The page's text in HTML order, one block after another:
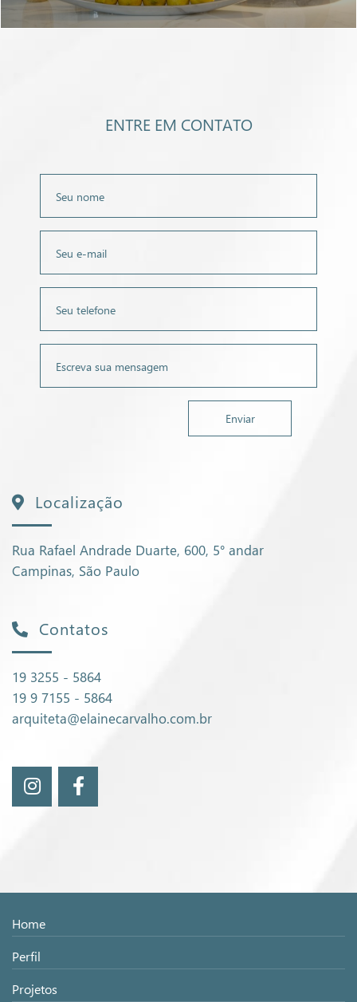
Localização
Rua Rafael Andrade Duarte, 600, 5° andar
Campinas, São Paulo
Contatos
19 3255 - 5864
19 9 7155 - 5864
arquiteta@elainecarvalho.com.br
ENTRE EM CONTATO
Home
Perfil
Projetos